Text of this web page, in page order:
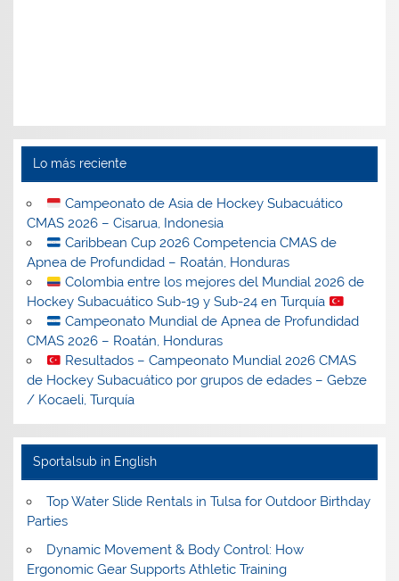
Lo más reciente
Campeonato de Asia de Hockey Subacuático
CMAS 2026 – Cisarua, Indonesia
Caribbean Cup 2026 Competencia CMAS de
Apnea de Profundidad – Roatán, Honduras
Colombia entre los mejores del Mundial 2026 de
Hockey Subacuático Sub-19 y Sub-24 en Turquía
Campeonato Mundial de Apnea de Profundidad
CMAS 2026 – Roatán, Honduras
Resultados – Campeonato Mundial 2026 CMAS
de Hockey Subacuático por grupos de edades – Gebze
/ Kocaeli, Turquía
Sportalsub in English
Top Water Slide Rentals in Tulsa for Outdoor Birthday
Parties
Dynamic Movement & Body Control: How
Ergonomic Gear Supports Athletic Training